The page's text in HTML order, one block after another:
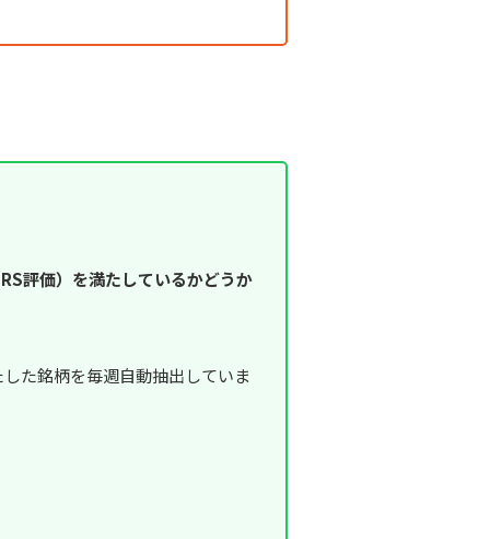
評価）を満たしているかどうか
た銘柄を毎週自動抽出していま